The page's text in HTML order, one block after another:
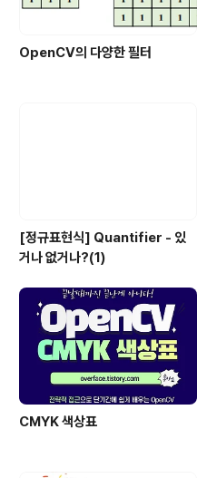
OpenCV의 다양한 필터
[정규표현식] Quantifier - 있
거나 없거나?(1)
CMYK 색상표